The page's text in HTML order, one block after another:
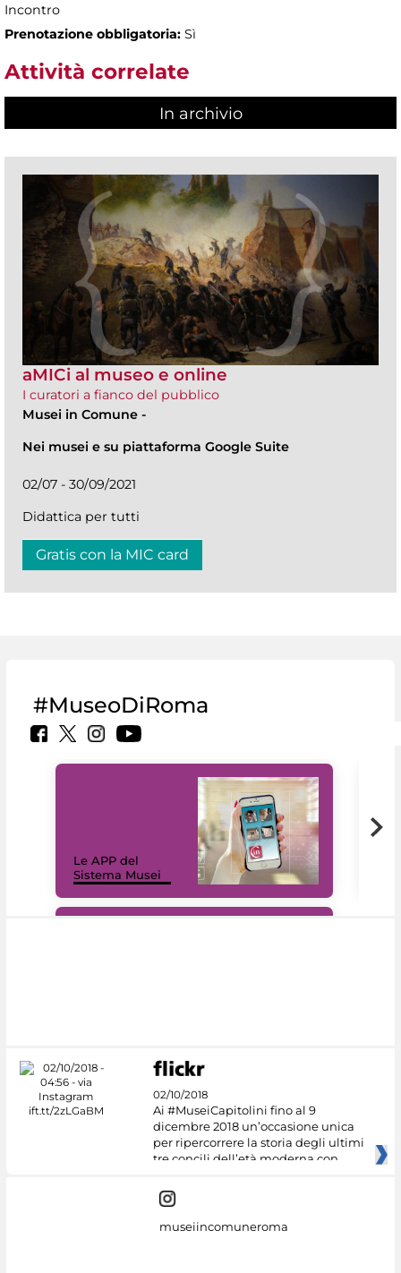
Incontro
Prenotazione obbligatoria: Sì
Attività correlate
In archivio
aMICi al museo e online
I curatori a fianco del pubblico
Musei in Comune -
Nei musei e su piattaforma Google Suite
02/07 - 30/09/2021
Didattica per tutti
Gratis con la MIC card
#MuseoDiRoma
Le APP del
Sistema Musei
02/10/2018
Ai #MuseiCapitolini fino al 9
dicembre 2018 un’occasione unica
per ripercorrere la storia degli ultimi
tre concili dell’età moderna con
museiincomuneroma